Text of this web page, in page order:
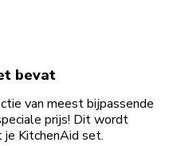
bevat
van meest bijpassende
prijs! Dit wordt
KitchenAid set.